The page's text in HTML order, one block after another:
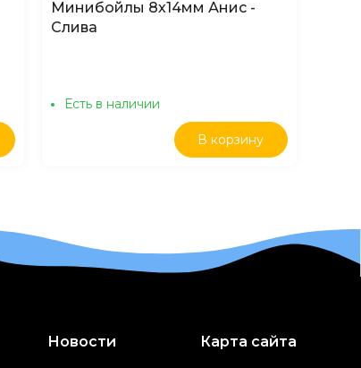
Минибойлы 8х14мм Анис -
Слива
Есть в наличии
В корзину
Новости Карта сайта